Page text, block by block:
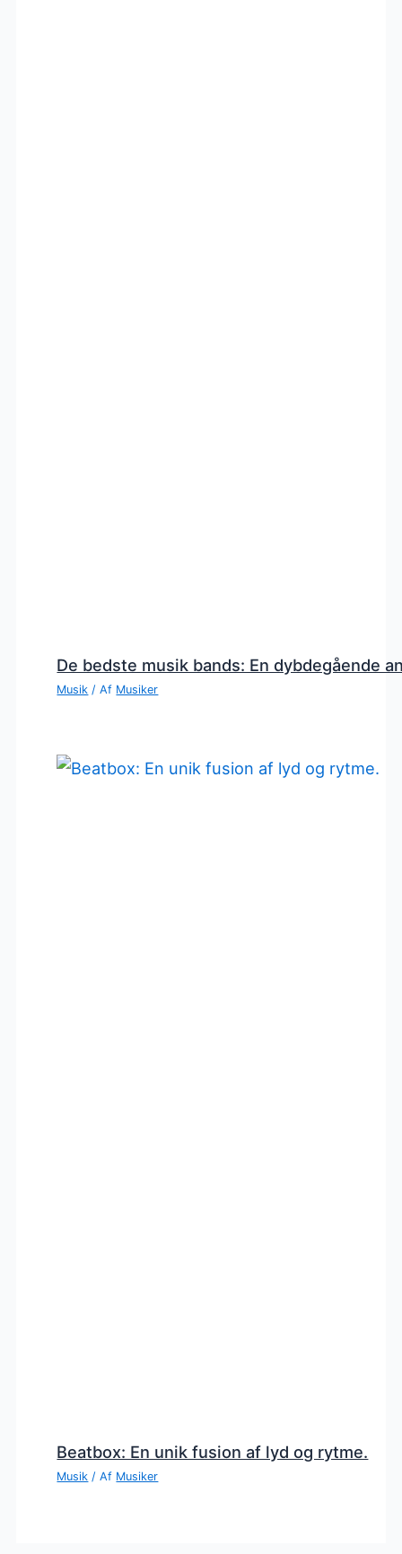
De bedste musik bands: En dybdegående
Musik / Af Musiker
Beatbox: En unik fusion af lyd og rytme.
Musik / Af Musiker